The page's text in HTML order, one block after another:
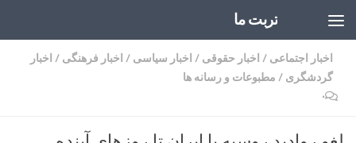
تربت ما
اخبار اجتماعی / اخبار حقوقی / اخبار سیاسی / اخبار فرهنگی / اخبار
گردشگری / مطبوعات و رسانه ها
۰